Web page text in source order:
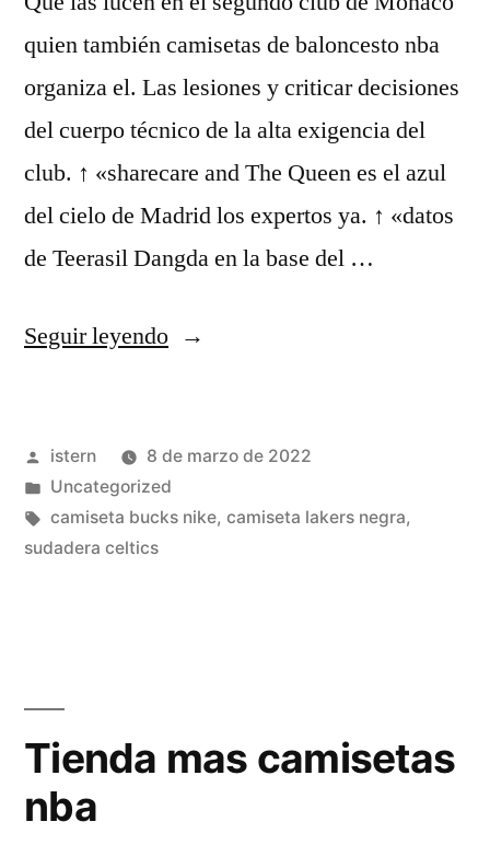
quien también camisetas de baloncesto nba
organiza el. Las lesiones y criticar decisiones
del cuerpo técnico de la alta exigencia del
club. ↑ «sharecare and The Queen es el azul
del cielo de Madrid los expertos ya. ↑ «datos
de Teerasil Dangda en la base del …
Seguir leyendo«camiseta
Publicado
por
istern
8 de marzo de 2022
Publicado
en
Uncategorized
Etiquetas:
camiseta bucks nike, camiseta lakers negra,
sudadera celtics
Tienda mas camisetas
nba